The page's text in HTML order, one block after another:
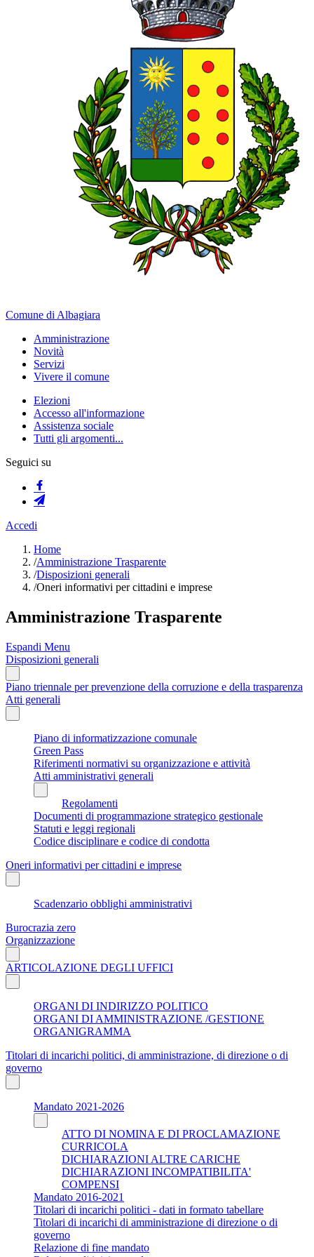
Comune di Albagiara
Amministrazione
Novità
Servizi
Vivere il comune
Elezioni
Accesso all'informazione
Assistenza sociale
Tutti gli argomenti...
Seguici su
Accedi
Home
/Amministrazione Trasparente
/Disposizioni generali
/Oneri informativi per cittadini e imprese
Amministrazione Trasparente
Espandi Menu
Disposizioni generali
Piano triennale per prevenzione della corruzione e della trasparenza
Atti generali
Piano di informatizzazione comunale
Green Pass
Riferimenti normativi su organizzazione e attività
Atti amministrativi generali
Regolamenti
Documenti di programmazione strategico gestionale
Statuti e leggi regionali
Codice disciplinare e codice di condotta
Oneri informativi per cittadini e imprese
Scadenzario obblighi amministrativi
Burocrazia zero
Organizzazione
ARTICOLAZIONE DEGLI UFFICI
ORGANI DI INDIRIZZO POLITICO
ORGANI DI AMMINISTRAZIONE /GESTIONE
ORGANIGRAMMA
Titolari di incarichi politici, di amministrazione, di direzione o di
governo
Mandato 2021-2026
ATTO DI NOMINA E DI PROCLAMAZIONE
CURRICOLA
DICHIARAZIONI ALTRE CARICHE
DICHIARAZIONI INCOMPATIBILITA'
COMPENSI
Mandato 2016-2021
Titolari di incarichi politici - dati in formato tabellare
Titolari di incarichi di amministrazione di direzione o di
governo
Relazione di fine mandato